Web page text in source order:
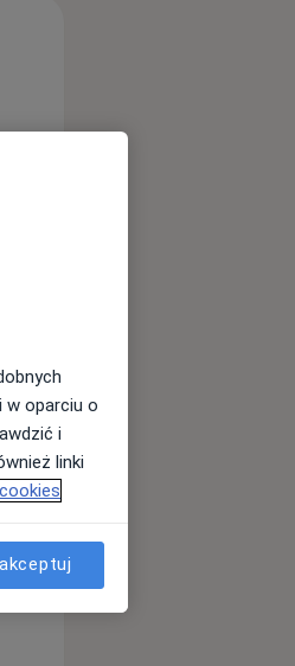
Pon,
10 Sie
w oparciu o
i
linki